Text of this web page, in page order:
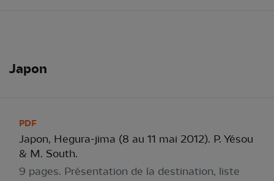
Japon
PDF
Japon, Hegura-jima (8 au 11 mai 2012). P. Yésou
& M. South.
9 pages. Présentation de la destination, liste